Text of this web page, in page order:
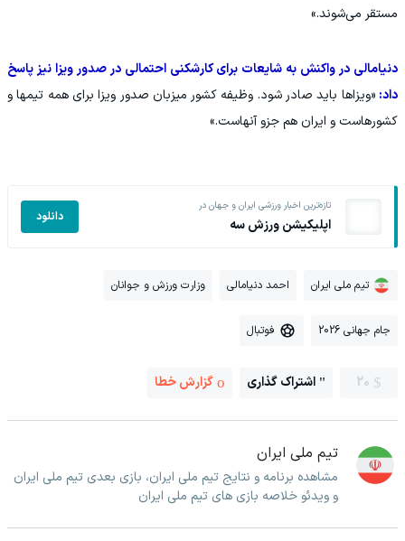
مستقر می‌شوند.»
دنیامالی در واکنش به شایعات برای کارشکنی احتمالی در صدور ویزا نیز پاسخ
داد: «ویزاها باید صادر شود. وظیفه کشور میزبان صدور ویزا برای همه تیمها و
کشورهاست و ایران هم جزو آنهاست.»
تازه‌ترین اخبار ورزشی ایران و جهان در
اپلیکیشن ورزش سه دانلود
تیم ملی ایران احمد دنیامالی وزارت ورزش و جوانان
جام جهانی 2026 فوتبال
20 اشتراک گذاری گزارش خطا
تیم ملی ایران
مشاهده برنامه و نتایج تیم ملی ایران، بازی بعدی تیم ملی ایران
و ویدئو خلاصه بازی های تیم ملی ایران